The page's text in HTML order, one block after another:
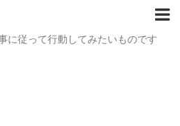
に従って行動してみたいものです